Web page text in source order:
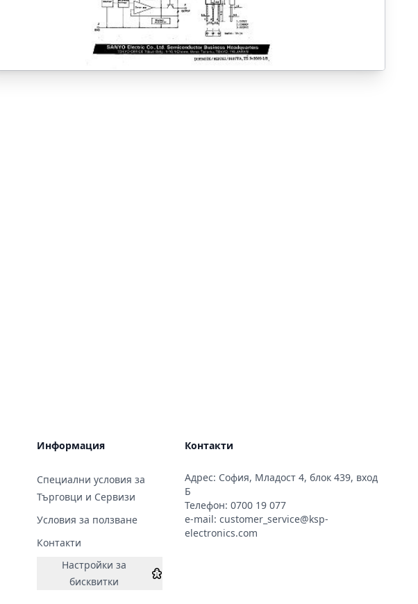
Информация
Специални условия за
Търговци и Сервизи
Условия за ползване
Контакти
Настройки за
бисквитки
Контакти
Адрес: София, Младост 4, блок 439, вход
Б
Телефон: 0700 19 077
e-mail: customer_service@ksp-
electronics.com